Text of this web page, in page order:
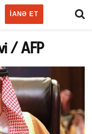
IANƏ ET
/ AFP